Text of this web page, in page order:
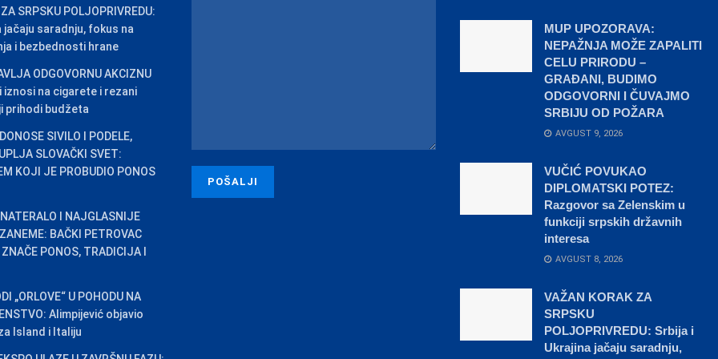
SRPSKU POLJOPRIVREDU:
jačaju saradnju, fokus na
i bezbednosti hrane
ODGOVORNU AKCIZNU
iznosi na cigarete i rezani
prihodi budžeta
SIVILO I PODELE,
SLOVAČKI SVET:
KOJI JE PROBUDIO PONOS
I NAJGLASNIJE
BAČKI PETROVAC
PONOS, TRADICIJA I
„ORLOVE“ U POHODU NA
Alimpijević objavio
Island i Italiju
MUP UPOZORAVA:
NEPAŽNJA MOŽE ZAPALITI
CELU PRIRODU –
GRAĐANI, BUDIMO
ODGOVORNI I ČUVAJMO
SRBIJU OD POŽARA
AVGUST 9, 2026
VUČIĆ POVUKAO
DIPLOMATSKI POTEZ:
Razgovor sa Zelenskim u
funkciji srpskih državnih
interesa
AVGUST 8, 2026
VAŽAN KORAK ZA
SRPSKU
POLJOPRIVREDU: Srbija i
Ukrajina jačaju saradnju,